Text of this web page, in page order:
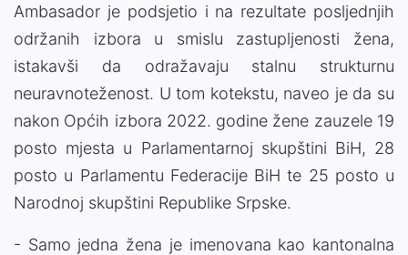
Ambasador je podsjetio i na rezultate posljednjih
održanih izbora u smislu zastupljenosti žena,
istakavši da odražavaju stalnu strukturnu
neuravnoteženost. U tom kotekstu, naveo je da su
nakon Općih izbora 2022. godine žene zauzele 19
posto mjesta u Parlamentarnoj skupštini BiH, 28
posto u Parlamentu Federacije BiH te 25 posto u
Narodnoj skupštini Republike Srpske.
- Samo jedna žena je imenovana kao kantonalna